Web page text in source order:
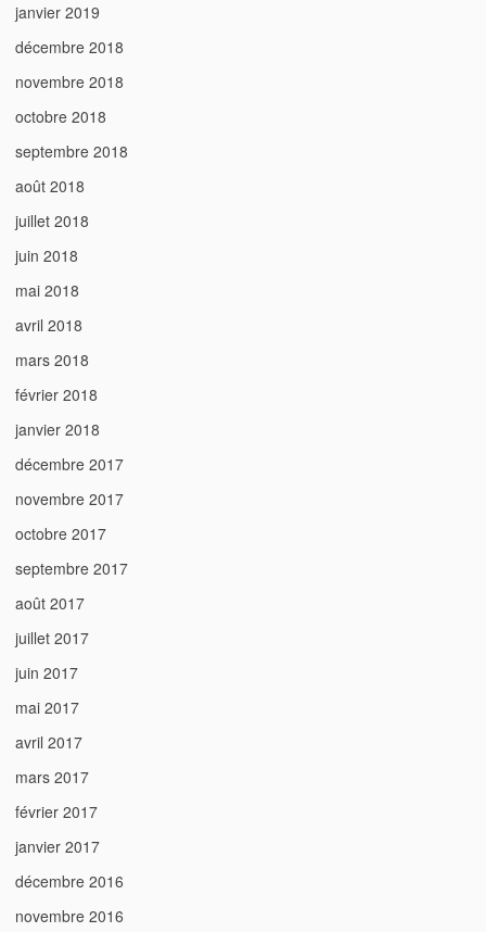
janvier 2019
décembre 2018
novembre 2018
octobre 2018
septembre 2018
août 2018
juillet 2018
juin 2018
mai 2018
avril 2018
mars 2018
février 2018
janvier 2018
décembre 2017
novembre 2017
octobre 2017
septembre 2017
août 2017
juillet 2017
juin 2017
mai 2017
avril 2017
mars 2017
février 2017
janvier 2017
décembre 2016
novembre 2016